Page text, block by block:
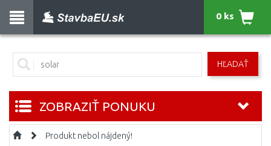
HĽADAŤ
0 ks
ZOBRAZIŤ PONUKU
Produkt nebol nájdený!